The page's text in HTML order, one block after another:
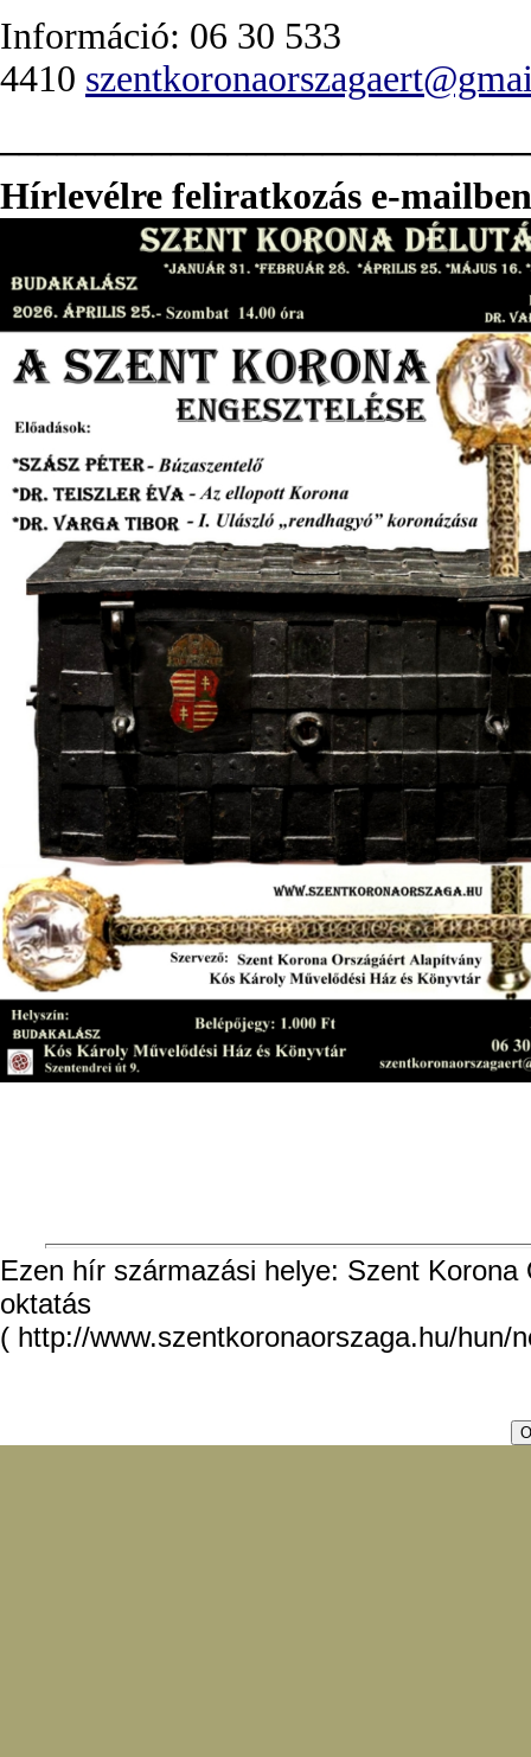
Információ: 06 30 533
4410
Hírlevélre feliratkozás e-
Ezen hír származási helye: Szent
oktatás
( http://www.szentkoronaorszaga.hu/hun/